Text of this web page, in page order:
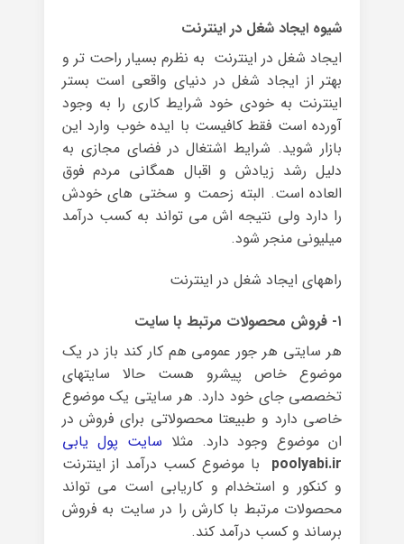
شیوه ایجاد شغل در اینترنت
ایجاد شغل در اینترنت به نظرم بسیار راحت تر و
بهتر از ایجاد شغل در دنیای واقعی است بستر
اینترنت به خودی خود شرایط کاری را به وجود
آورده است فقط کافیست با ایده خوب وارد این
بازار شوید. شرایط اشتغال در فضای مجازی به
دلیل رشد زیادش و اقبال همگانی مردم فوق
العاده است. البته زحمت و سختی های خودش
را دارد ولی نتیجه اش می تواند به کسب درآمد
میلیونی منجر شود.
راههای ایجاد شغل در اینترنت
۱- فروش محصولات مرتبط با سایت
هر سایتی هر جور عمومی هم کار کند باز در یک
موضوع خاص پیشرو هست حالا سایتهای
تخصصی جای خود دارد. هر سایتی یک موضوع
خاصی دارد و طبیعتا محصولاتی برای فروش در
ان موضوع وجود دارد. مثلا سایت پول یابی
poolyabi.ir با موضوع کسب درآمد از اینترنت
و کنکور و استخدام و کاریابی است می تواند
محصولات مرتبط با کارش را در سایت به فروش
برساند و کسب درآمد کند.